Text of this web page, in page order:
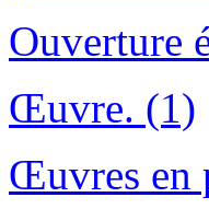
Ouverture
Œuvre. (1)
Œuvres en